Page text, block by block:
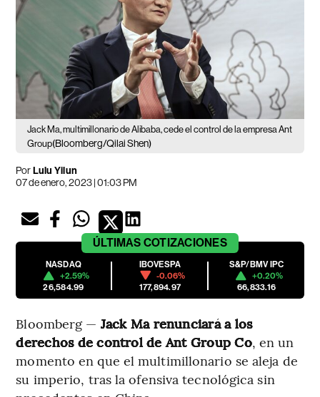
Jack Ma, multimillonario de Alibaba, cede el control de la empresa Ant
Group(Bloomberg/Qilai Shen)
PorLulu Yilun
07 de enero, 2023 | 01:03 PM
ÚLTIMAS COTIZACIONES
NASDAQ
+2.59%
26,584.99
IBOVESPA
-0.06%
177,894.97
S&P/BMV IPC
+0.20%
66,833.16
Bloomberg — Jack Ma renunciará a los
derechos de control de Ant Group Co, en un
momento en que el multimillonario se aleja de
su imperio, tras la ofensiva tecnológica sin